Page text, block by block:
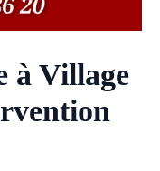
à Village